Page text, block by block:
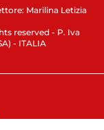
Marilina Letizia
reserved - P. Iva
- ITALIA